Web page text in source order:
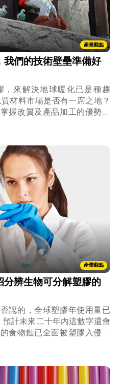
產業觀點
們的技術壁壘準備好
，來解決地球暖化已是種趨
材料市場是否有一席之地？
握改質及產品加工的優勢，
發展生質材料產業絕對有競
產業觀點
辨生物可分解塑膠的
認的，全球塑膠年使用量已
計未來二十年內這數字還會
食物鏈已全面被塑膠入侵，
然而，若我們真想改變，我